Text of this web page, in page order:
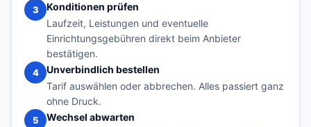
3
Konditionen prüfen
Laufzeit, Leistungen und eventuelle
Einrichtungsgebühren direkt beim Anbieter
bestätigen.
4
Unverbindlich bestellen
Tarif auswählen oder abbrechen. Alles passiert ganz
ohne Druck.
5
Wechsel abwarten